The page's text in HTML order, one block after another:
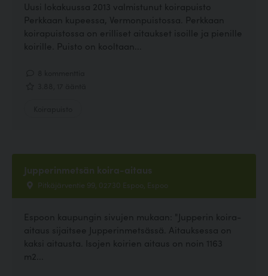
Uusi lokakuussa 2013 valmistunut koirapuisto
Perkkaan kupeessa, Vermonpuistossa. Perkkaan
koirapuistossa on erilliset aitaukset isoille ja pienille
koirille. Puisto on kooltaan...
Jupperinmetsän koira-aitaus
Pitkäjärventie 99, 02730 Espoo, Espoo
Espoon kaupungin sivujen mukaan: "Jupperin koira-
aitaus sijaitsee Jupperinmetsässä. Aitauksessa on
kaksi aitausta. Isojen koirien aitaus on noin 1163
m2...